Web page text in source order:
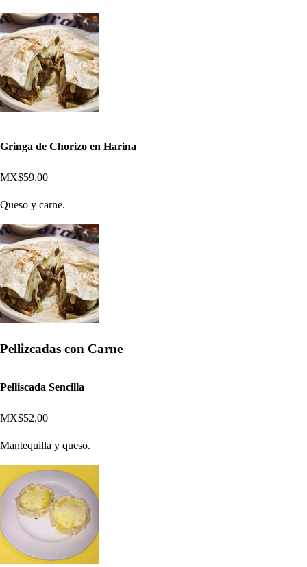
Gringa de Chorizo en Harina
MX$59.00
Queso y carne.
Pellizcadas con Carne
Pelliscada Sencilla
MX$52.00
Mantequilla y queso.